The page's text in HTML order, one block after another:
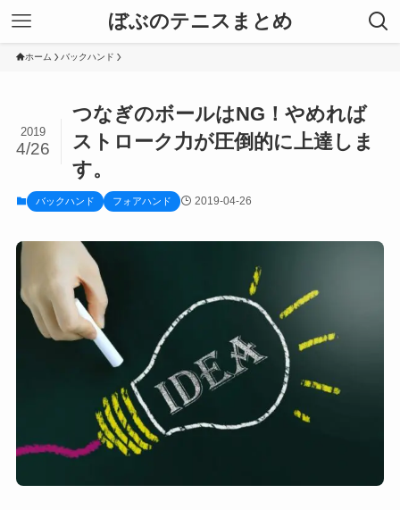
ぼぶのテニスまとめ
ホーム バックハンド
つなぎのボールはNG！やめれば
ストローク力が圧倒的に上達しま
す。
2019
4/26
バックハンド フォアハンド 2019-04-26